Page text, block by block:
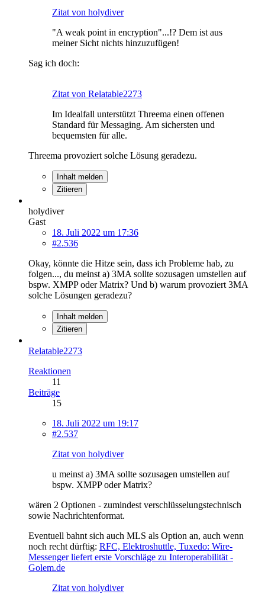
Zitat von holydiver
"A weak point in encryption"...!? Dem ist aus
meiner Sicht nichts hinzuzufügen!
Sag ich doch:
Zitat von Relatable2273
Im Idealfall unterstützt Threema einen offenen
Standard für Messaging. Am sichersten und
bequemsten für alle.
Threema provoziert solche Lösung geradezu.
Inhalt melden
Zitieren
holydiver
Gast
18. Juli 2022 um 17:36
#2.536
Okay, könnte die Hitze sein, dass ich Probleme hab, zu
folgen..., du meinst a) 3MA sollte sozusagen umstellen auf
bspw. XMPP oder Matrix? Und b) warum provoziert 3MA
solche Lösungen geradezu?
Inhalt melden
Zitieren
Relatable2273
Reaktionen
11
Beiträge
15
18. Juli 2022 um 19:17
#2.537
Zitat von holydiver
u meinst a) 3MA sollte sozusagen umstellen auf
bspw. XMPP oder Matrix?
wären 2 Optionen - zumindest verschlüsselungstechnisch
sowie Nachrichtenformat.
Eventuell bahnt sich auch MLS als Option an, auch wenn
noch recht dürftig: RFC, Elektroshuttle, Tuxedo: Wire-
Messenger liefert erste Vorschläge zu Interoperabilität -
Golem.de
Zitat von holydiver